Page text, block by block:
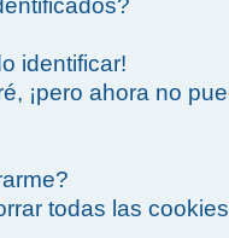
identificar!
¡pero ahora no
todas las